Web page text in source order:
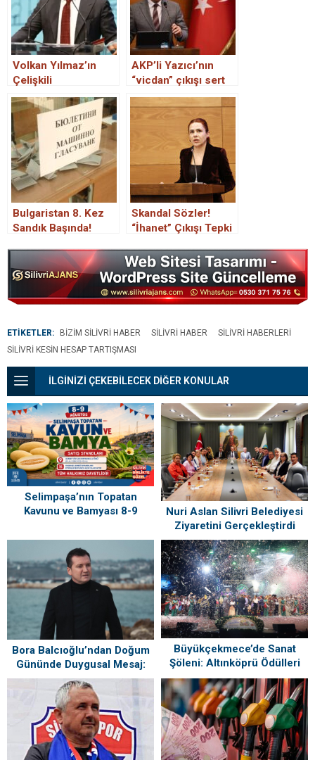
Volkan Yılmaz’ın
Çelişkili
Belediyecilik Çıkışı
AKP’li Yazıcı’nın
“vicdan” çıkışı sert
tepki çekti
Bulgaristan 8. Kez
Sandık Başında!
Skandal Sözler!
“İhanet” Çıkışı Tepki
ETİKETLER: BIZIM SILIVRI HABER SILIVRI HABER
SILIVRI HABERLERI
SILIVRI KESIN HESAP TARTIŞMASI
İLGİNİZİ ÇEKEBİLECEK DİĞER KONULAR
Selimpaşa’nın Topatan
Kavunu ve Bamyası 8-9
Buluşuyor
Nuri Aslan Silivri Belediyesi
Ziyaretini Gerçekleştirdi
Bora Balcıoğlu’ndan Doğum
Gününde Duygusal Mesaj:
“Silivri’mi Çok Özlüyorum”
Büyükçekmece’de Sanat
Şöleni: Altınköprü Ödülleri
Sahiplerini Buldu!